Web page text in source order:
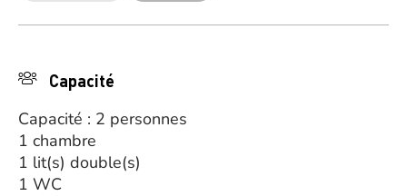
Capacité
Capacité : 2 personnes
1 chambre
1 lit(s) double(s)
1 WC